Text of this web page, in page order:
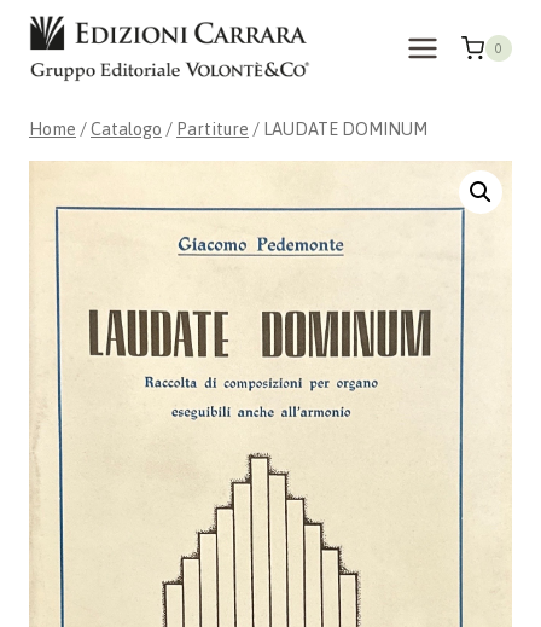
Salta
contenuto
0
Home /Catalogo / Partiture / LAUDATE DOMINUM